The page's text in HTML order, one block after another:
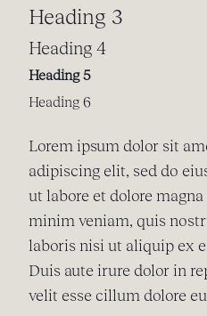
Heading 3
Heading 4
Heading 5
Heading 6
Lorem ipsum dolor sit
adipiscing elit, sed do
ut labore et dolore
minim veniam, quis
laboris nisi ut aliquip ex
Duis aute irure dolor in
velit esse cillum dolore